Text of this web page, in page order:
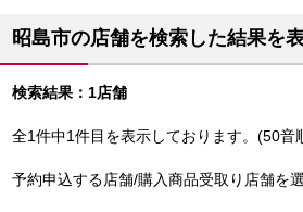
昭島市の店舗を検索した結果を
検索結果：1店舗
全1件中1件目を表示しております。(50音
予約申込する店舗/購入商品受取り店舗を